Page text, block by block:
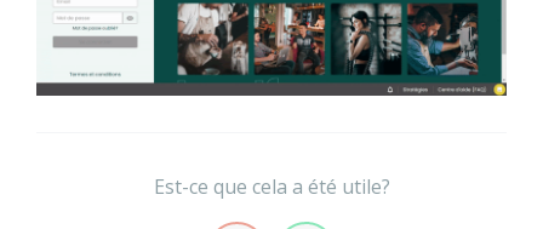
Est-ce que cela a été utile?